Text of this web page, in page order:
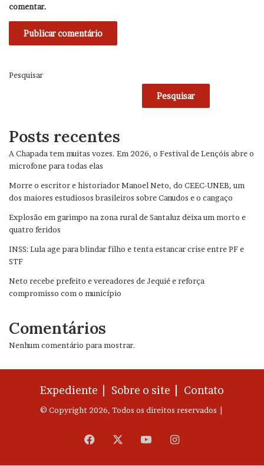
comentar.
Pesquisar
Pesquisar
Posts recentes
A Chapada tem muitas vozes. Em 2026, o Festival de Lençóis abre o
microfone para todas elas
Morre o escritor e historiador Manoel Neto, do CEEC-UNEB, um
dos maiores estudiosos brasileiros sobre Canudos e o cangaço
Explosão em garimpo na zona rural de Santaluz deixa um morto e
quatro feridos
INSS: Lula age para blindar filho e tenta estancar crise entre PF e
STF
Neto recebe prefeito e vereadores de Jequié e reforça
compromisso com o município
Comentários
Nenhum comentário para mostrar.
Expediente | Sobre o site | Contato
© Copyright 2026, Todos os direitos reservados |
Facebook YouTubeInstagram